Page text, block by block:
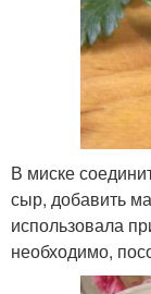
В миске
сыр, добавить
использовала
необходимо,